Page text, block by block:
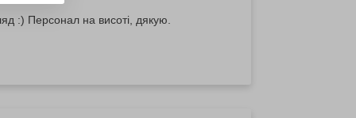
:) Персонал на висоті, дякую.